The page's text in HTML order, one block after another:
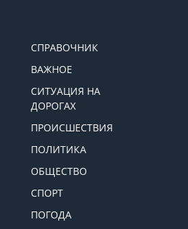
СПРАВОЧНИК
ВАЖНОЕ
СИТУАЦИЯ НА
ДОРОГАХ
ПРОИСШЕСТВИЯ
ПОЛИТИКА
ОБЩЕСТВО
СПОРТ
ПОГОДА